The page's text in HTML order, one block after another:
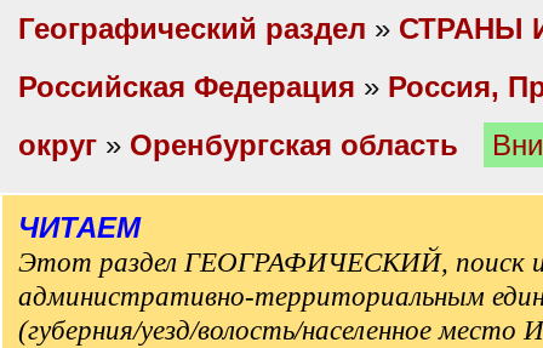
Географический раздел » СТРАНЫ
Российская Федерация » Россия,
округ » Оренбургская область
ЧИТАЕМ
Этот раздел ГЕОГРАФИЧЕСКИЙ, поиск
административно-территориальным
(губерния/уезд/волость/населенное